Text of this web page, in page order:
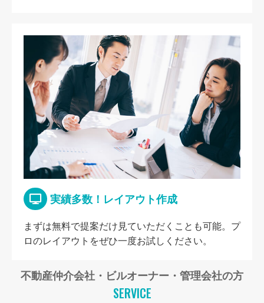
実績多数！レイアウト作成
まずは無料で提案だけ見ていただくことも可能。プ
ロのレイアウトをぜひ一度お試しください。
不動産仲介会社・ビルオーナー・管理会社の方
SERVICE